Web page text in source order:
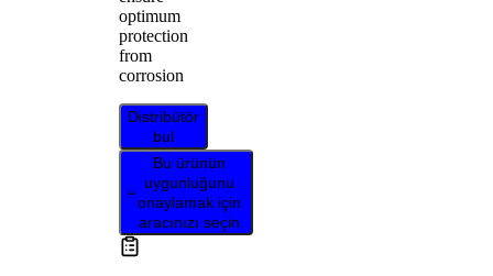
optimum
protection
from
corrosion
Distribütör
bul
Bu ürünün
uygunluğunu
onaylamak için
aracınızı seçin